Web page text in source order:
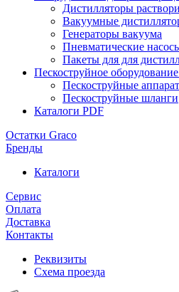
Дистилляторы
Вакуумные
Генераторы вакуума
Пневматические
Пакеты для для
Пескоструйное оборудование
Пескоструйные
Пескоструйные шланги
Каталоги PDF
Остатки Graco
Бренды
Каталоги
Сервис
Оплата
Доставка
Контакты
Реквизиты
Схема проезда